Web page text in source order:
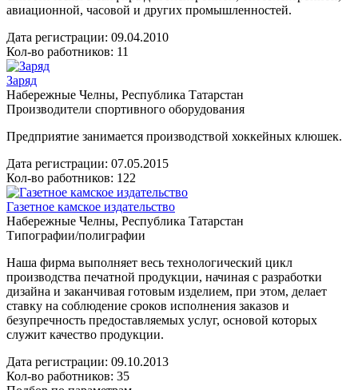
авиационной, часовой и других промышленностей.
Дата регистрации: 09.04.2010
Кол-во работников: 11
Заряд
Набережные Челны, Республика Татарстан
Производители спортивного оборудования
Предприятие занимается производствой хоккейных клюшек.
Дата регистрации: 07.05.2015
Кол-во работников: 122
Газетное камское издательство
Набережные Челны, Республика Татарстан
Типографии/полиграфии
Наша фирма выполняет весь технологический цикл
производства печатной продукции, начиная с разработки
дизайна и заканчивая готовым изделием, при этом, делает
ставку на соблюдение сроков исполнения заказов и
безупречность предоставляемых услуг, основой которых
служит качество продукции.
Дата регистрации: 09.10.2013
Кол-во работников: 35